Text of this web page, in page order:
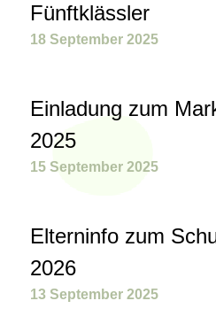
Fünftklässler
18 September 2025
Einladung zum
2025
15 September 2025
Elterninfo zum
2026
13 September 2025